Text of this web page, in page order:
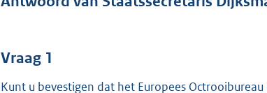
Vraag 1
Kunt u bevestigen dat het Europees